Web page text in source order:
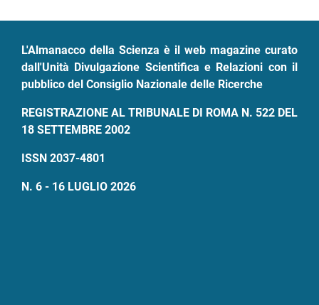
L'Almanacco della Scienza è il web magazine curato
dall'Unità Divulgazione Scientifica e Relazioni con il
pubblico del Consiglio Nazionale delle Ricerche
REGISTRAZIONE AL TRIBUNALE DI ROMA N. 522 DEL
18 SETTEMBRE 2002
ISSN 2037-4801
N. 6 - 16 LUGLIO 2026